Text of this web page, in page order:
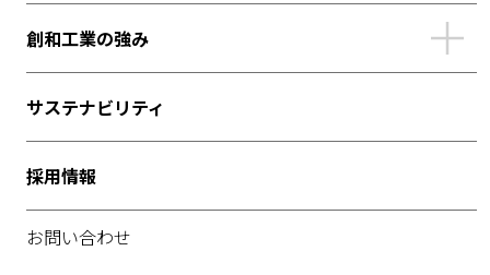
創和工業の強み
サステナビリティ
採用情報
お問い合わせ